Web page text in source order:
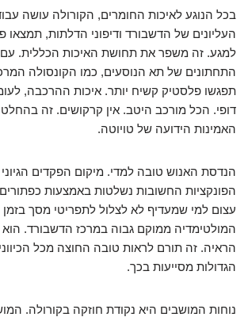
בכל הנוגע לאיכות החומרים, הקורולה עושה
העליונים של הדשבורד ודיפוני הדלתות, תמצאו
למגע. זה משפר את תחושת האיכות הכללית.
התחתונים של תא הנוסעים, כמו הקונסולה
תפגשו פלסטיק קשיח יותר. איכות ההרכבה,
דופי. הכל מורכב היטב. אין קרקושים. זה
האמינות הידועה של טויוטה.
הנדסת האנוש טובה למדי. מיקום הפקדים הגיוני
הפונקציות החשובות נשלטות באמצעות כפתורים
עצום למי שמעדיף לא לצלול לתפריטי מסך
המולטימדיה ממוקם גבוה במרכז הדשבורד.
הראיה. זה תורם לראות טובה החוצה מכל
הגדולות מסייעות בכך.
נוחות המושבים היא נקודת חוזקה בקורולה.